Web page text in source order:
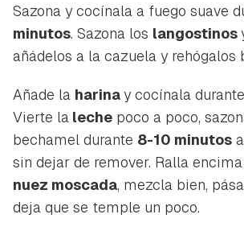
Sazona y cocínala a fuego suave
minutos. Sazona los langostinos
añádelos a la cazuela y rehógalos
Añade la harinay cocínala durante
Vierte la leche poco a poco,
bechamel durante 8-10 minutos
sin dejar de remover. Ralla
nuez moscada, mezcla bien,
deja que se temple un poco.